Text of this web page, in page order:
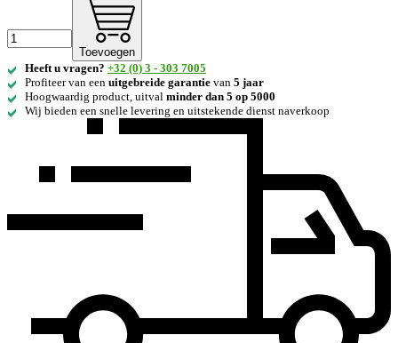
Toevoegen
Heeft u vragen? +32 (0) 3 - 303 7005
Profiteer van een uitgebreide garantie van 5 jaar
Hoogwaardig product, uitval minder dan 5 op 5000
Wij bieden een snelle levering en uitstekende dienst naverkoop